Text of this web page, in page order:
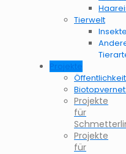
Tierwelt
Projekte
Projekte
für
Projekte
für